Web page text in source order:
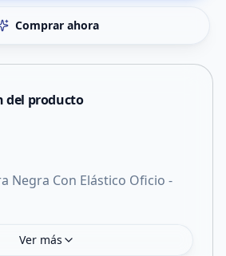
Comprar ahora
del producto
Negra Con Elástico Oficio -
Ver más